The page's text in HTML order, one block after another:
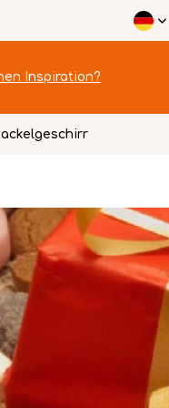
Inspiration?